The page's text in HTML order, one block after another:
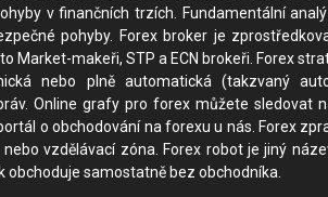
v finančních trzích. Fundamentální
pohyby. Forex broker je
Market-makeři, STP a ECN brokeři. Forex
nebo plně automatická (takzvaný
Online grafy pro forex můžete sledovat
o obchodování na forexu u nás. Forex
vzdělávací zóna. Forex robot je jiný
obchoduje samostatně bez obchodníka.